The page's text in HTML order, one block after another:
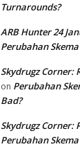
Turnarounds?
ARB Hunter 24
Perubahan
Skydrugz Corner:
on Perubahan
Bad?
Skydrugz Corner:
Perubahan